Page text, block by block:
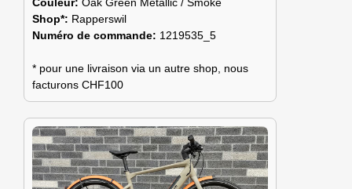
Couleur: Oak Green Metallic / Smoke
Shop*: Rapperswil
Numéro de commande: 1219535_5
* pour une livraison via un autre shop, nous
facturons CHF100